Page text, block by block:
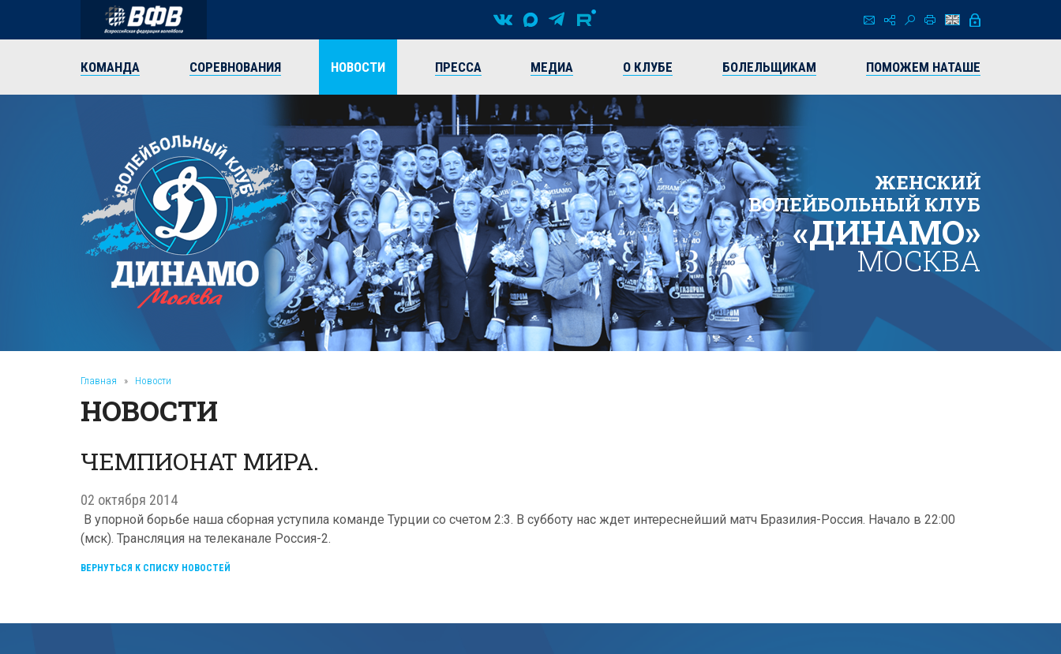
КОМАНДА СОРЕВНОВАНИЯ НОВОСТИ ПРЕССА МЕДИА О КЛУБЕ БОЛЕЛЬЩИКАМ ПОМОЖЕМ НАТАШЕ
ЖЕНСКИЙ
ВОЛЕЙБОЛЬНЫЙ КЛУБ
«ДИНАМО»
МОСКВА
Главная » Новости
НОВОСТИ
ЧЕМПИОНАТ МИРА.
02 октября 2014
В упорной борьбе наша сборная уступила команде Турции со счетом 2:3. В субботу нас ждет интереснейший матч Бразилия-Россия. Начало в 22:00
(мск). Трансляция на телеканале Россия-2.
ВЕРНУТЬСЯ К СПИСКУ НОВОСТЕЙ